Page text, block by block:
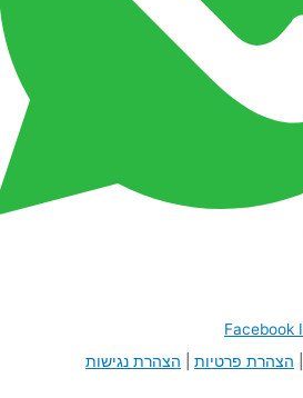
Facebook
הצהרת פרטיות| הצהרת נגישות